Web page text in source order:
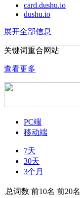
card.dushu.io
dushu.io
展开全部信息
关键词重合网站
查看更多
PC端
移动端
7天
30天
3个月
总词数 前10名 前20名